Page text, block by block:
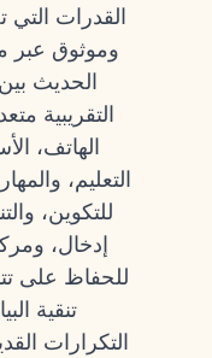
القدرات
وموثوق عبر
التقريبية
الهاتف،
التعليم،
للتكوين،
إدخال،
للحفاظ على
تنقية
التكرارات